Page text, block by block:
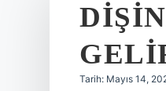
Tarih: Mayıs 14,